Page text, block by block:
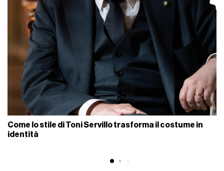
Come lo stile di Toni Servillo trasforma il costume in
identità